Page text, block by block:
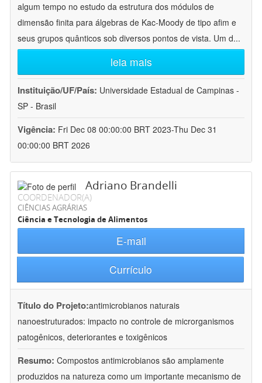
algum tempo no estudo da estrutura dos módulos de
dimensão finita para álgebras de Kac-Moody de tipo afim e
seus grupos quânticos sob diversos pontos de vista. Um d...
leia mais
Instituição/UF/País: Universidade Estadual de Campinas -
SP - Brasil
Vigência: Fri Dec 08 00:00:00 BRT 2023-Thu Dec 31
00:00:00 BRT 2026
Adriano Brandelli
COORDENADOR(A)
CIÊNCIAS AGRÁRIAS
Ciência e Tecnologia de Alimentos
E-mail
Currículo
Título do Projeto:antimicrobianos naturais
nanoestruturados: impacto no controle de microrganismos
patogênicos, deteriorantes e toxigênicos
Resumo: Compostos antimicrobianos são amplamente
produzidos na natureza como um importante mecanismo de